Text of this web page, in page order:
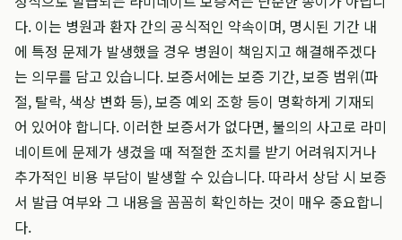
다. 이는 병원과 환자 간의 공식적인 약속이며, 명시된 기간 내
에 특정 문제가 발생했을 경우 병원이 책임지고 해결해주겠다
는 의무를 담고 있습니다. 보증서에는 보증 기간, 보증 범위(파
절, 탈락, 색상 변화 등), 보증 예외 조항 등이 명확하게 기재되
어 있어야 합니다. 이러한 보증서가 없다면, 불의의 사고로 라미
네이트에 문제가 생겼을 때 적절한 조치를 받기 어려워지거나
추가적인 비용 부담이 발생할 수 있습니다. 따라서 상담 시 보증
서 발급 여부와 그 내용을 꼼꼼히 확인하는 것이 매우 중요합니
다.